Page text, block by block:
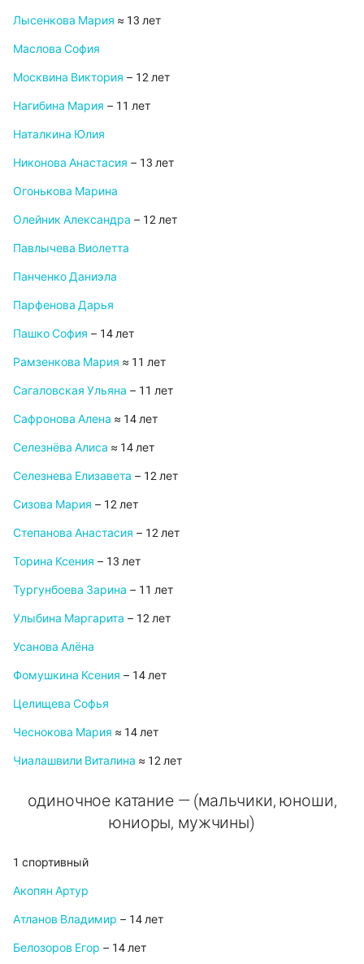
Лысенкова Мария ≈ 13 лет
Маслова София
Москвина Виктория – 12 лет
Нагибина Мария – 11 лет
Наталкина Юлия
Никонова Анастасия – 13 лет
Огонькова Марина
Олейник Александра – 12 лет
Павлычева Виолетта
Панченко Даниэла
Парфенова Дарья
Пашко София – 14 лет
Рамзенкова Мария ≈ 11 лет
Сагаловская Ульяна – 11 лет
Сафронова Алена ≈ 14 лет
Селезнёва Алиса ≈ 14 лет
Селезнева Елизавета – 12 лет
Сизова Мария – 12 лет
Степанова Анастасия – 12 лет
Торина Ксения – 13 лет
Тургунбоева Зарина – 11 лет
Улыбина Маргарита – 12 лет
Усанова Алёна
Фомушкина Ксения – 14 лет
Целищева Софья
Чеснокова Мария ≈ 14 лет
Чиалашвили Виталина ≈ 12 лет
одиночное катание — (мальчики, юноши,
юниоры, мужчины)
1 спортивный
Акопян Артур
Атланов Владимир – 14 лет
Белозоров Егор – 14 лет